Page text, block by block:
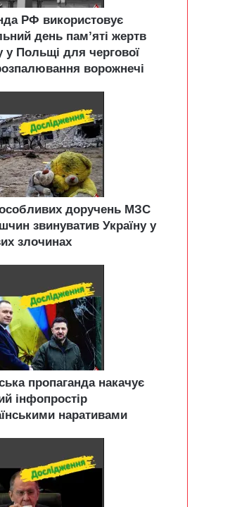
РФ використовує
день пам’яті жертв
у Польщі для чергової
ворожнечі
доручень МЗС
звинуватив Україну у
злочинах
пропаганда накачує
інфопростір
наративами